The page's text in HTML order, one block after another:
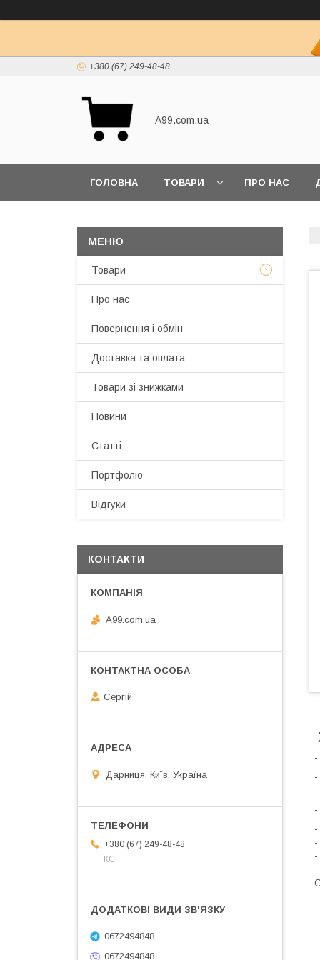
+380 (67) 249-48-48
A99.com.ua
ГОЛОВНА ТОВАРИ ПРО НАС
-
-
-
-
Товари
Про нас
Повернення і обмін
Доставка та оплата
Товари зі знижками
Новини
Статті
Портфоліо
Відгуки
КОНТАКТИ
A99.com.ua
Сергій
Дарниця, Київ, Україна
+380 (67) 249-48-48
КС
0672494848
0672494848